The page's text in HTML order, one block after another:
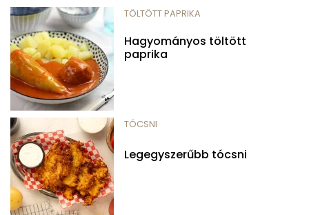
TÖLTÖTT PAPRIKA
Hagyományos töltött
paprika
TÓCSNI
Legegyszerűbb tócsni